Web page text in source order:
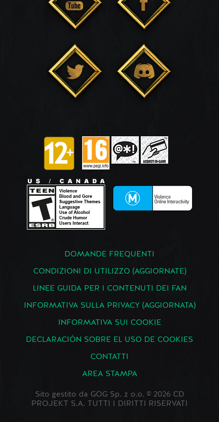
DOMANDE FREQUENTI
CONDIZIONI DI UTILIZZO (AGGIORNATE)
LINEE GUIDA PER I CONTENUTI DEI FAN
INFORMATIVA SULLA PRIVACY (AGGIORNATA)
INFORMATIVA SUI COOKIE
DECLARACIÓN SOBRE EL USO DE COOKIES
CONTATTI
AREA STAMPA
Sito gestito da GOG Sp. z o.o. © 2026 CD
PROJEKT S.A. TUTTI I DIRITTI RISERVATI